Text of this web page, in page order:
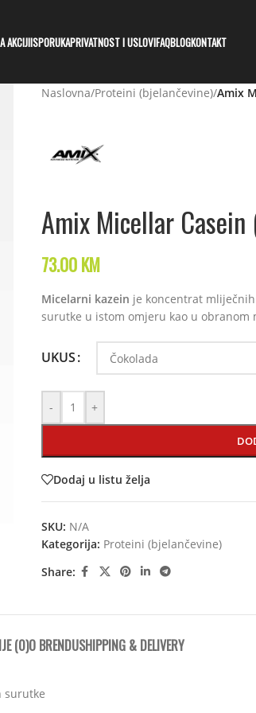
AKCIJIISPORUKAPRIVATNOST I USLOVIFAQBLOGKONTAKT
Naslovna/Proteini (bjelančevine)/Amix
Amix Micellar
73.00KM
Micelarni kazein je koncentrat
surutke u istom omjeru kao u obranom
UKUS
- +
Dodaj u listu želja
SKU: N/A
Kategorija: Proteini (bjelančevine)
Share:
(0)O BRENDUSHIPPING & DELIVERY
surutke